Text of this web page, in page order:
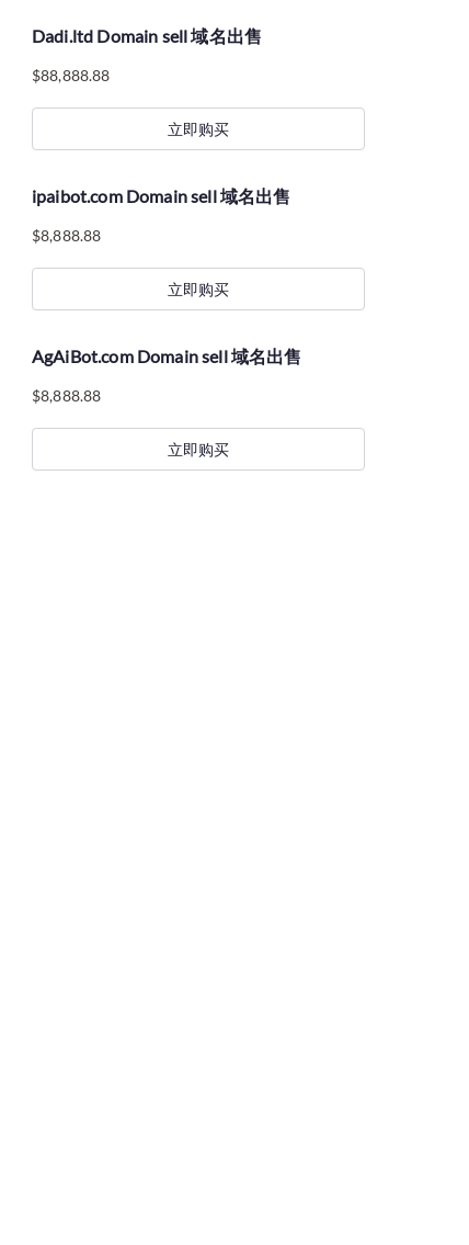
Dadi.ltd Domain sell 域名出售
$88,888.88
立即购买
ipaibot.com Domain sell 域名出售
$8,888.88
立即购买
AgAiBot.com Domain sell 域名出售
$8,888.88
立即购买